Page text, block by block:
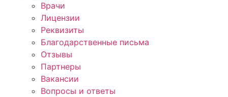
Врачи
Лицензии
Реквизиты
Благодарственные письма
Отзывы
Партнеры
Вакансии
Вопросы и ответы